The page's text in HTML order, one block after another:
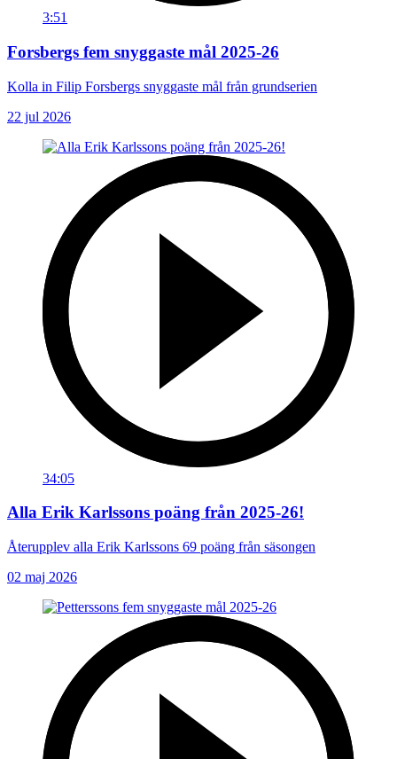
3:51
Forsbergs fem snyggaste mål 2025-26
Kolla in Filip Forsbergs snyggaste mål från grundserien
22 jul 2026
34:05
Alla Erik Karlssons poäng från 2025-26!
Återupplev alla Erik Karlssons 69 poäng från säsongen
02 maj 2026